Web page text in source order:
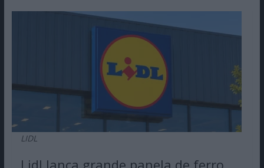
LIDL
Lidl lança grande panela de ferro